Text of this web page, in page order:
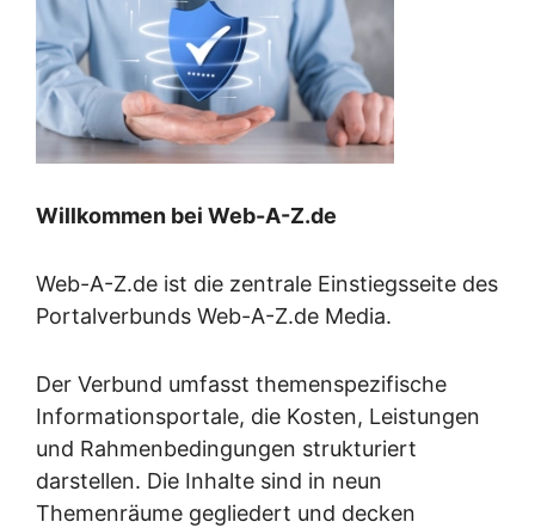
Willkommen bei Web-A-Z.de
Web-A-Z.de ist die zentrale Einstiegsseite des
Portalverbunds Web-A-Z.de Media.
Der Verbund umfasst themenspezifische
Informationsportale, die Kosten, Leistungen
und Rahmenbedingungen strukturiert
darstellen. Die Inhalte sind in neun
Themenräume gegliedert und decken